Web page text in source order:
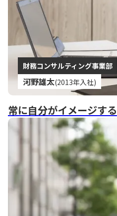
財務コンサルティング事業部
河野雄太(2013年入社)
常に自分がイメージする